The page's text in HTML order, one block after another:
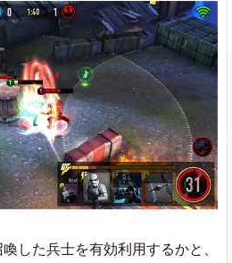
した兵士を有効利用するかと、